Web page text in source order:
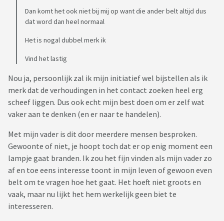
Dan komt het ook niet bij mij op want die ander belt altijd dus
dat word dan heel normaal
Het is nogal dubbel merk ik
Vind het lastig
Nou ja, persoonlijk zal ik mijn initiatief wel bijstellen als ik
merk dat de verhoudingen in het contact zoeken heel erg
scheef liggen. Dus ook echt mijn best doen om er zelf wat
vaker aan te denken (en er naar te handelen).
Met mijn vader is dit door meerdere mensen besproken.
Gewoonte of niet, je hoopt toch dat er op enig moment een
lampje gaat branden. Ik zou het fijn vinden als mijn vader zo
af en toe eens interesse toont in mijn leven of gewoon even
belt om te vragen hoe het gaat. Het hoeft niet groots en
vaak, maar nu lijkt het hem werkelijk geen biet te
interesseren.